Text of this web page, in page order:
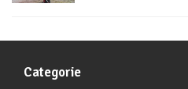
Categorie